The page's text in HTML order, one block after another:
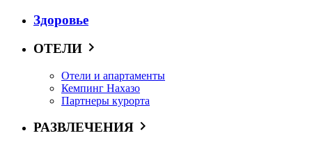
Здоровье
ОТЕЛИ
Отели и апартаменты
Кемпинг Нахазо
Партнеры курорта
РАЗВЛЕЧЕНИЯ